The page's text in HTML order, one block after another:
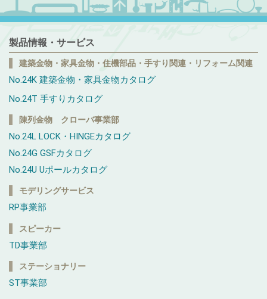
製品情報・サービス
建築金物・家具金物・住機部品・手すり関連・リフォーム関連
No.24K 建築金物・家具金物カタログ
No.24T 手すりカタログ
陳列金物 クローバ事業部
No.24L LOCK・HINGEカタログ
No.24G GSFカタログ
No.24U Uポールカタログ
モデリングサービス
RP事業部
スピーカー
TD事業部
ステーショナリー
ST事業部